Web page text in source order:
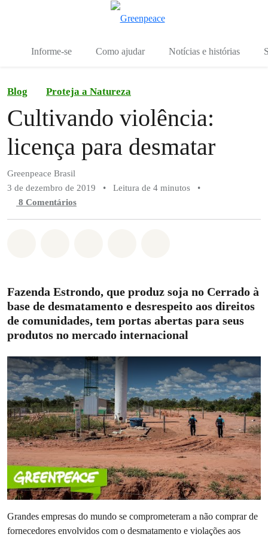
Informe-se Como ajudar Notícias e histórias
Blog Proteja a Natureza
Cultivando violência:
licença para desmatar
Greenpeace Brasil
3 de dezembro de 2019
• Leitura de 4 minutos
•
8 Comentários
Fazenda Estrondo, que produz soja no Cerrado à
base de desmatamento e desrespeito aos direitos
de comunidades, tem portas abertas para seus
produtos no mercado internacional
Grandes empresas do mundo se comprometeram a não comprar de
fornecedores envolvidos com o desmatamento e violações aos